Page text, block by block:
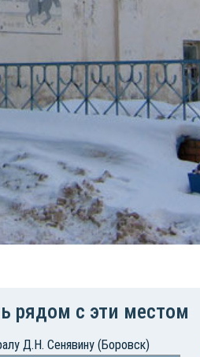
рядом с эти местом